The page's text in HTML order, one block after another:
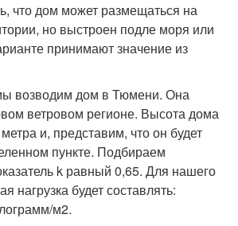
что дом может размещаться на
но выстроен подле моря или
принимают значение из
возводим дом в Тюмени. Она
ветровом регионе. Высота дома
и, представим, что он будет
пункте. Подбираем
k равный 0,65. Для нашего
нагрузка будет составлять:
м2.